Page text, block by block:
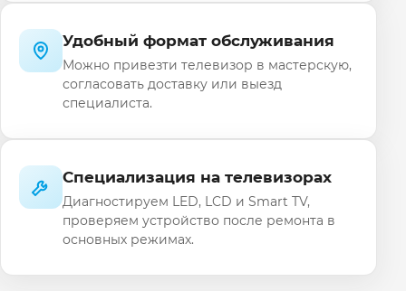
Удобный формат обслуживания
Можно привезти телевизор в мастерскую,
согласовать доставку или выезд
специалиста.
Специализация на телевизорах
Диагностируем LED, LCD и Smart TV,
проверяем устройство после ремонта в
основных режимах.